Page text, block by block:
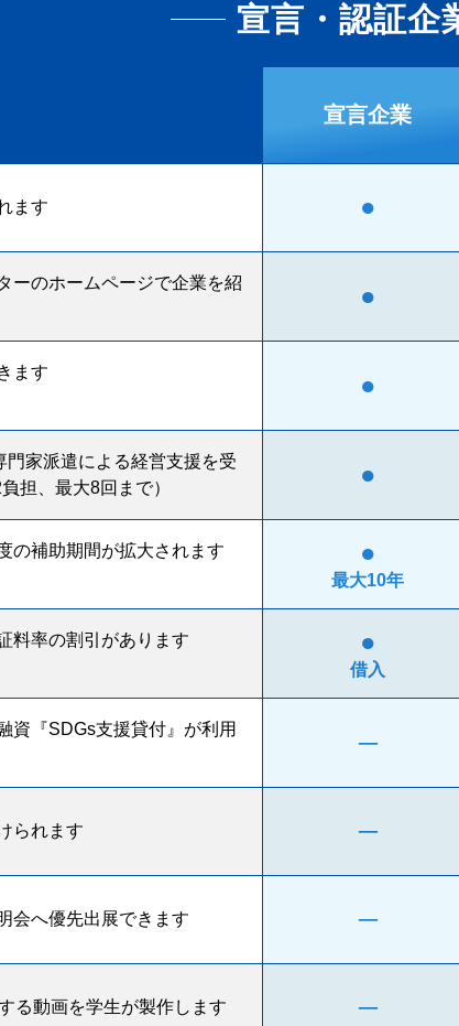
宣言・認証企
宣言企業
ます ●
ーのホームページで企業を紹
●
ます ●
家派遣による経営支援を受
担、最大8回まで）
●
の補助期間が拡大されます
●
最大10年
料率の割引があります ●
借入
資『SDGs支援貸付』が利用
─
られます ─
会へ優先出展できます ─
る動画を学生が製作します ─